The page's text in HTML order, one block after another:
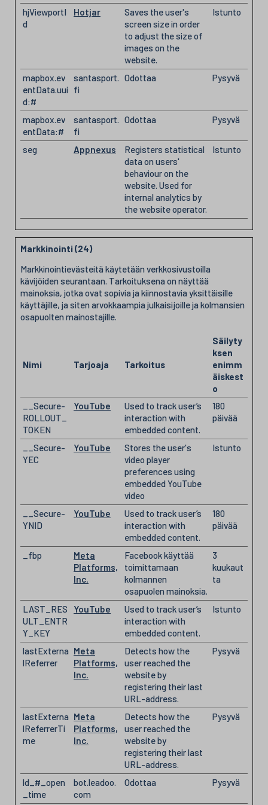
hjViewportI
d
Hotjar
Saves the user's
screen size in order
to adjust the size of
images on the
website.
Istunto
mapbox.ev
entData.uui
d:#
santasport.
fi
Odottaa Pysyvä
mapbox.ev
entData:#
santasport.
fi
Odottaa Pysyvä
seg Appnexus
Registers statistical
data on users'
behaviour on the
website. Used for
internal analytics by
the website operator.
Istunto
Markkinointi (24)
Markkinointievästeitä käytetään verkkosivustoilla
kävijöiden seurantaan. Tarkoituksena on näyttää
mainoksia, jotka ovat sopivia ja kiinnostavia yksittäisille
käyttäjille, ja siten arvokkaampia julkaisijoille ja kolmansien
osapuolten mainostajille.
Nimi Tarjoaja Tarkoitus
Säilyty
ksen
enimm
äiskest
o
__Secure-
ROLLOUT_
TOKEN
YouTube
Used to track user’s
interaction with
embedded content.
180
päivää
__Secure-
YEC
YouTube
Stores the user's
video player
preferences using
embedded YouTube
video
Istunto
__Secure-
YNID
YouTube
Used to track user’s
interaction with
embedded content.
180
päivää
_fbp
Meta
Platforms,
Inc.
Facebook käyttää
toimittamaan
kolmannen
osapuolen mainoksia.
3
kuukaut
ta
LAST_RES
ULT_ENTR
Y_KEY
YouTube
Used to track user’s
interaction with
embedded content.
Istunto
lastExterna
lReferrer
Meta
Platforms,
Inc.
Detects how the
user reached the
website by
registering their last
URL-address.
Pysyvä
lastExterna
lReferrerTi
me
Meta
Platforms,
Inc.
Detects how the
user reached the
website by
registering their last
URL-address.
Pysyvä
ld_#_open
_time
bot.leadoo.
com
Odottaa Pysyvä